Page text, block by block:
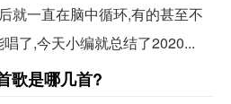
就一直在脑中循环,有的甚至不
了,今天小编就总结了2020...
歌是哪几首?